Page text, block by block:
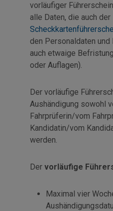
vorläufiger
alle Daten, die auch der
den Personaldaten
auch etwaige
oder Auflagen).
Der vorläufige
Aushändigung sowohl
Fahrprüferin/vom
Kandidatin/vom
werden.
Der vorläufige
Maximal vier